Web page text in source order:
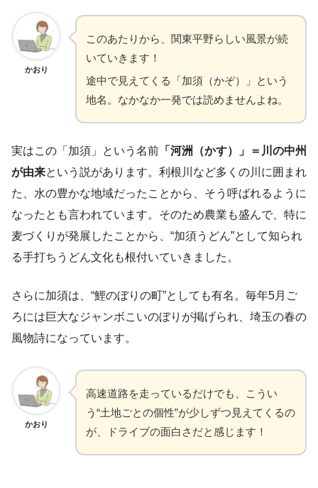
かおり
このあたりから、関東平野らしい風景が続
いていきます！
途中で見えてくる「加須（かぞ）」という
地名。なかなか一発では読めませんよね。
実はこの「加須」という名前 「河洲（かす）」＝川の中州
が由来という説があります。利根川など多くの川に囲まれ
た、水の豊かな地域だったことから、そう呼ばれるように
なったとも言われています。そのため農業も盛んで、特に
麦づくりが発展したことから、“加須うどん”として知られ
る手打ちうどん文化も根付いていきました。
さらに加須は、“鯉のぼりの町”としても有名。毎年5月ご
ろには巨大なジャンボこいのぼりが掲げられ、埼玉の春の
風物詩になっています。
かおり
高速道路を走っているだけでも、こうい
う“土地ごとの個性”が少しずつ見えてくるの
が、ドライブの面白さだと感じます！